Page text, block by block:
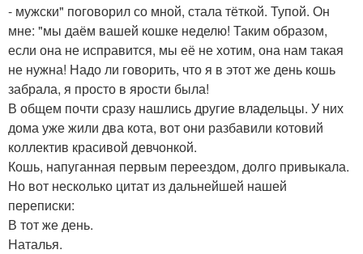
- мужски" поговорил со мной, стала тёткой. Тупой. Он
мне: "мы даём вашей кошке неделю! Таким образом,
если она не исправится, мы её не хотим, она нам такая
не нужна! Надо ли говорить, что я в этот же день кошь
забрала, я просто в ярости была!
В общем почти сразу нашлись другие владельцы. У них
дома уже жили два кота, вот они разбавили котовий
коллектив красивой девчонкой.
Кошь, напуганная первым переездом, долго привыкала.
Но вот несколько цитат из дальнейшей нашей
переписки:
В тот же день.
Наталья.